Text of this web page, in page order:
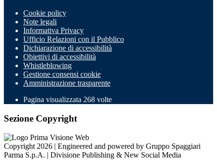
Cookie policy
Note legali
Informativa Privacy
Ufficio Relazioni con il Pubblico
Dichiarazione di accessibilità
Obiettivi di accessibilità
Whistleblowing
Gestione consensi cookie
Amministrazione trasparente
Pagina visualizzata 268 volte
Sezione Copyright
Copyright 2026 | Engineered and powered by Gruppo Spaggiari
Parma S.p.A. | Divisione Publishing & New Social Media